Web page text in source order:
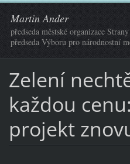
Martin Ander
předseda městské organizace
předseda Výboru pro národnostní
Zelení
každou
projekt